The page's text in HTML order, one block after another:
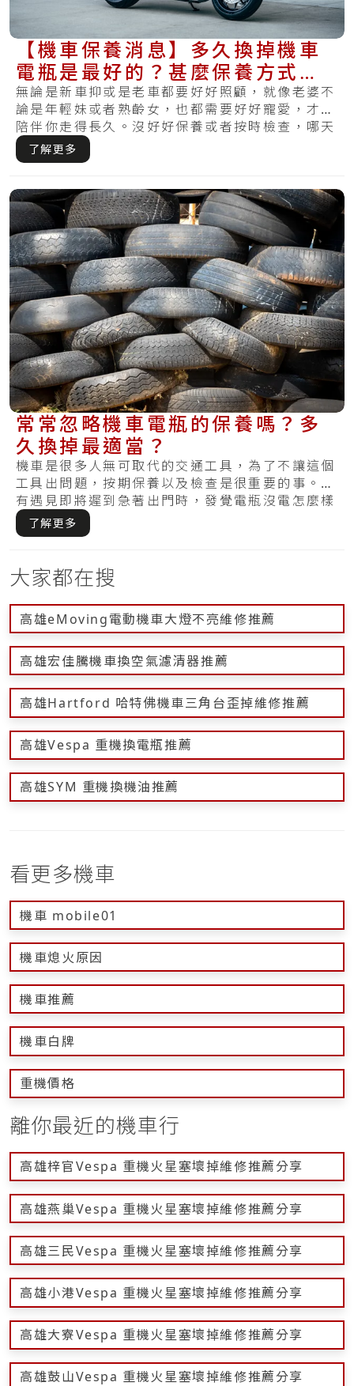
【機車保養消息】多久換掉機車
電瓶是最好的？甚麼保養方式最
適合你的電瓶？
無論是新車抑或是老車都要好好照顧，就像老婆不
論是年輕妹或者熟齡女，也都需要好好寵愛，才可
陪伴你走得長久。沒好好保養或者按時檢查，哪天
發覺.....
了解更多
常常忽略機車電瓶的保養嗎？多
久換掉最適當？
機車是很多人無可取代的交通工具，為了不讓這個
工具出問題，按期保養以及檢查是很重要的事。你
有遇見即將遲到急著出門時，發覺電瓶沒電怎麼樣
都無.....
了解更多
大家都在搜
高雄eMoving電動機車大燈不亮維修推薦
高雄宏佳騰機車換空氣濾清器推薦
高雄Hartford 哈特佛機車三角台歪掉維修推薦
高雄Vespa 重機換電瓶推薦
高雄SYM 重機換機油推薦
看更多機車
機車 mobile01
機車熄火原因
機車推薦
機車白牌
重機價格
離你最近的機車行
高雄梓官Vespa 重機火星塞壞掉維修推薦分享
高雄燕巢Vespa 重機火星塞壞掉維修推薦分享
高雄三民Vespa 重機火星塞壞掉維修推薦分享
高雄小港Vespa 重機火星塞壞掉維修推薦分享
高雄大寮Vespa 重機火星塞壞掉維修推薦分享
高雄鼓山Vespa 重機火星塞壞掉維修推薦分享